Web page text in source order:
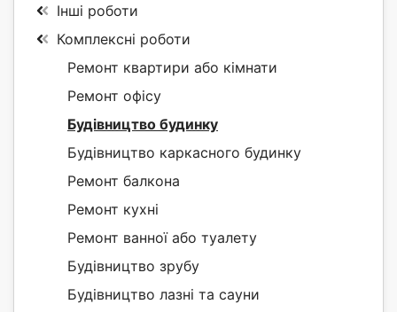
Інші роботи
Комплексні роботи
Ремонт квартири або кімнати
Ремонт офісу
Будівництво будинку
Будівництво каркасного будинку
Ремонт балкона
Ремонт кухні
Ремонт ванної або туалету
Будівництво зрубу
Будівництво лазні та сауни